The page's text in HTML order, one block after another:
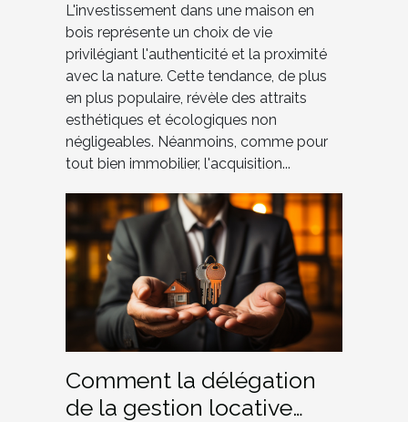
L'investissement dans une maison en
bois représente un choix de vie
privilégiant l'authenticité et la proximité
avec la nature. Cette tendance, de plus
en plus populaire, révèle des attraits
esthétiques et écologiques non
négligeables. Néanmoins, comme pour
tout bien immobilier, l'acquisition...
Comment la délégation
de la gestion locative